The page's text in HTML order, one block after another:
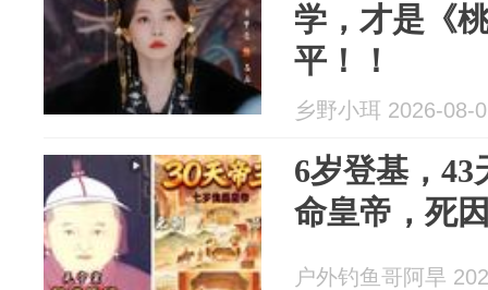
学，才是《
平！！
乡野小珥 2026-08-
6岁登基，
命皇帝，死
户外钓鱼哥阿旱